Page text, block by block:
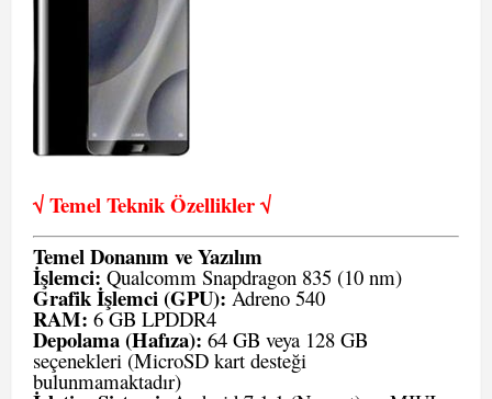
√ Temel Teknik Özellikler √
Temel Donanım ve Yazılım
İşlemci: Qualcomm Snapdragon 835 (10 nm)
Grafik İşlemci (GPU): Adreno 540
RAM: 6 GB LPDDR4
Depolama (Hafıza): 64 GB veya 128 GB
seçenekleri (MicroSD kart desteği
bulunmamaktadır)